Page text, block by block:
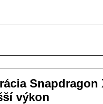
Snapdragon
výkon